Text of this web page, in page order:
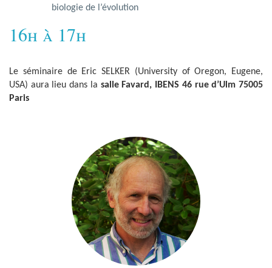
biologie de l’évolution
16h à 17h
Le séminaire de Eric SELKER (University of Oregon, Eugene,
USA) aura lieu dans la salle Favard, IBENS 46 rue d’Ulm 75005
Paris